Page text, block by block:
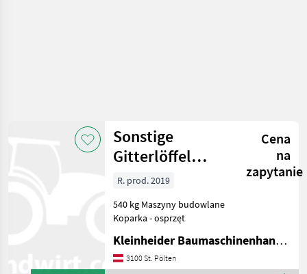
Sonstige
Gitterlöffel
Martin SGL 1100
Cena
na
zapytanie
R. prod. 2019
540 kg Maszyny budowlane
Koparka - osprzęt
Kleinheider Baumaschinenhandel GmbH.
3100 St. Pölten